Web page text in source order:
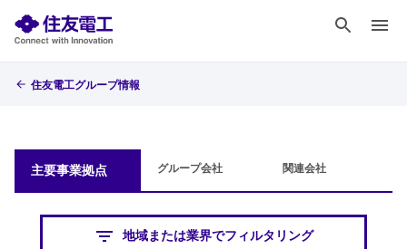
住友電工グループ情報
主要事業拠点 グループ会社 関連会社
地域または業界でフィルタリング